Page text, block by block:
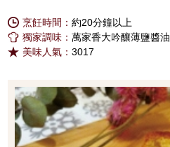
烹飪時間：約20分鐘以上
獨家調味：萬家香大吟釀薄鹽醬油
美味人氣：3017